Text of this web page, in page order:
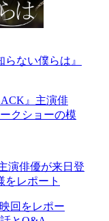
ない僕らは』
演俳優が来日登
をレポート